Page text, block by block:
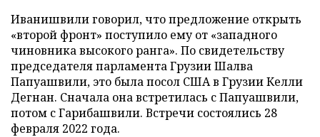
Иванишвили говорил, что предложение открыть
«второй фронт» поступило ему от «западного
чиновника высокого ранга». По свидетельству
председателя парламента Грузии Шалва
Папуашвили, это была посол США в Грузии Келли
Дегнан. Сначала она встретилась с Папуашвили,
потом с Гарибашвили. Встречи состоялись 28
февраля 2022 года.